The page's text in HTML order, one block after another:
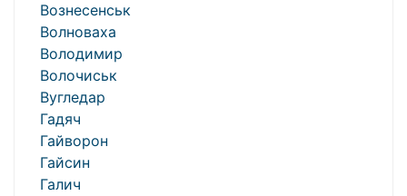
Вознесенськ
Волноваха
Володимир
Волочиськ
Вугледар
Гадяч
Гайворон
Гайсин
Галич